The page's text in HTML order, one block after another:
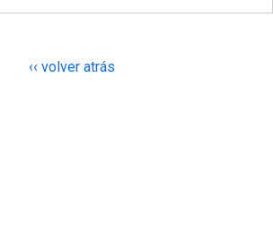
‹‹ volver atrás